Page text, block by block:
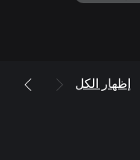
- Invite your
إظهار الكل